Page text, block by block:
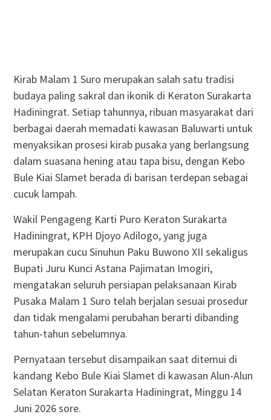
Kirab Malam 1 Suro merupakan salah satu tradisi
budaya paling sakral dan ikonik di Keraton Surakarta
Hadiningrat. Setiap tahunnya, ribuan masyarakat dari
berbagai daerah memadati kawasan Baluwarti untuk
menyaksikan prosesi kirab pusaka yang berlangsung
dalam suasana hening atau tapa bisu, dengan Kebo
Bule Kiai Slamet berada di barisan terdepan sebagai
cucuk lampah.
Wakil Pengageng Karti Puro Keraton Surakarta
Hadiningrat, KPH Djoyo Adilogo, yang juga
merupakan cucu Sinuhun Paku Buwono XII sekaligus
Bupati Juru Kunci Astana Pajimatan Imogiri,
mengatakan seluruh persiapan pelaksanaan Kirab
Pusaka Malam 1 Suro telah berjalan sesuai prosedur
dan tidak mengalami perubahan berarti dibanding
tahun-tahun sebelumnya.
Pernyataan tersebut disampaikan saat ditemui di
kandang Kebo Bule Kiai Slamet di kawasan Alun-Alun
Selatan Keraton Surakarta Hadiningrat, Minggu 14
Juni 2026 sore.